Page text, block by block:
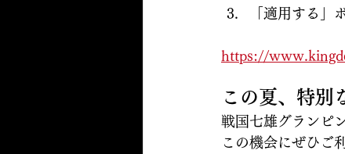
「適用する」
https://
この夏、特別
戦国七雄グランピ
この機会にぜひご